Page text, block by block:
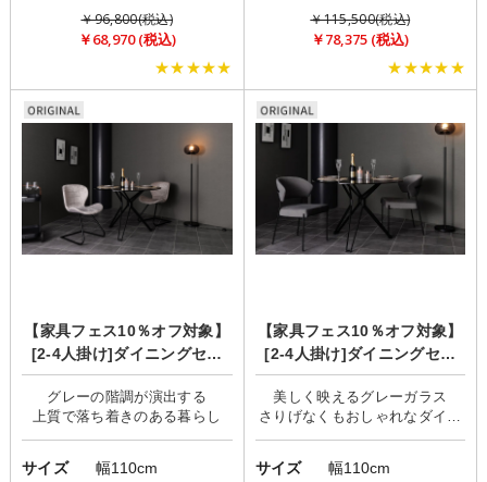
￥96,800(税込)
￥68,970 (税込)
★★★★★
￥115,500(税込)
￥78,375 (税込)
★★★★★
【家具フェス10％オフ対象】
[2-4人掛け]ダイニングセッ
ト/クールモダン/geo×uni2
グレーの階調が演出する
サイズ
幅110cm
【家具フェス10％オフ対象】
[2-4人掛け]ダイニングセッ
ト/クールモダン/geo×Perle
美しく映えるグレーガラス
さりげなくもおしゃれなダイニ
ング
サイズ
幅110cm